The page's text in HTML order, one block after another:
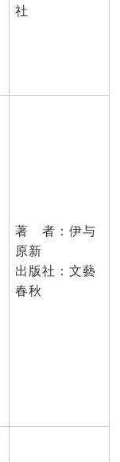
社
著 者：伊与
原新
出版社：文藝
春秋